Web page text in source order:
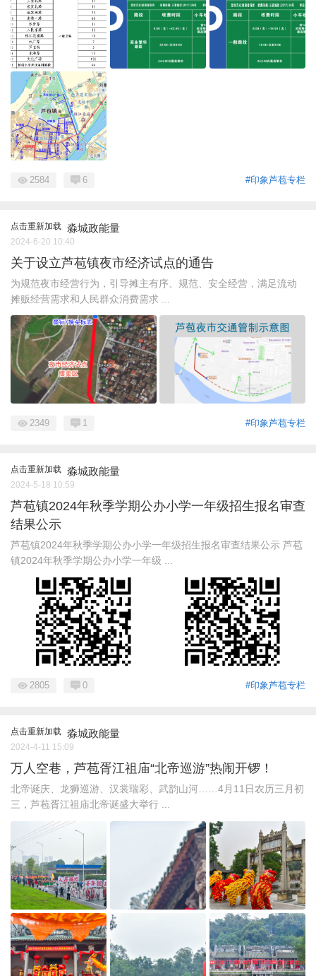
#印象芦苞专栏
2584 6
点击重新加载 淼城政能量
2024-6-20 10:40
关于设立芦苞镇夜市经济试点的通告
为规范夜市经营行为，引导摊主有序、规范、安全经营，满足流动
摊贩经营需求和人民群众消费需求 ...
#印象芦苞专栏
2349 1
点击重新加载 淼城政能量
2024-5-18 10:59
芦苞镇2024年秋季学期公办小学一年级招生报名审查
结果公示
芦苞镇2024年秋季学期公办小学一年级招生报名审查结果公示 芦苞
镇2024年秋季学期公办小学一年级 ...
#印象芦苞专栏
2805 0
点击重新加载 淼城政能量
2024-4-11 15:09
万人空巷，芦苞胥江祖庙“北帝巡游”热闹开锣！
北帝诞庆、龙狮巡游、汉裳瑞彩、武韵山河……4月11日农历三月初
三，芦苞胥江祖庙北帝诞盛大举行 ...